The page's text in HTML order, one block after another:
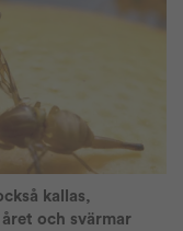
kallas,
och svärmar